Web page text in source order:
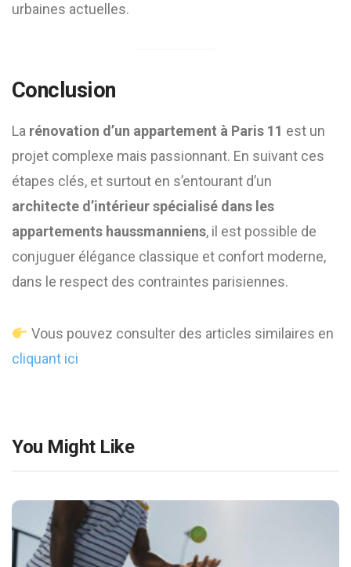
urbaines actuelles.
Conclusion
La rénovation d’un appartement à Paris 11 est un
projet complexe mais passionnant. En suivant ces
étapes clés, et surtout en s’entourant d’un
architecte d’intérieur spécialisé dans les
appartements haussmanniens, il est possible de
conjuguer élégance classique et confort moderne,
dans le respect des contraintes parisiennes.
Vous pouvez consulter des articles similaires en
cliquant ici
You Might Like